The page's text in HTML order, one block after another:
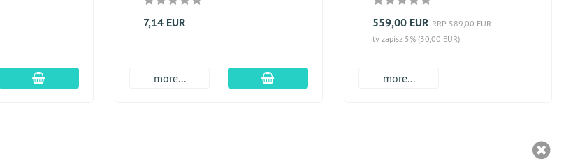
dodaj do koszyka
7,14 EUR
more... dodaj do koszyka
559,00 EUR RRP 589,00 EUR
ty zapisz 5% (30,00 EUR)
more...